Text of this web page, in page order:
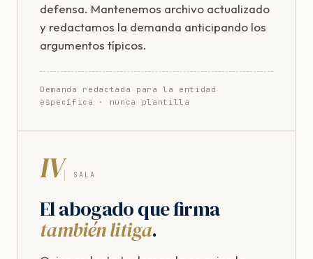
defensa. Mantenemos archivo actualizado
y redactamos la demanda anticipando los
argumentos típicos.
Demanda redactada para la entidad
específica · nunca plantilla
IV SALA
El abogado que firma
también litiga.